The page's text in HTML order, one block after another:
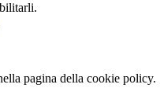
pagina della cookie policy.